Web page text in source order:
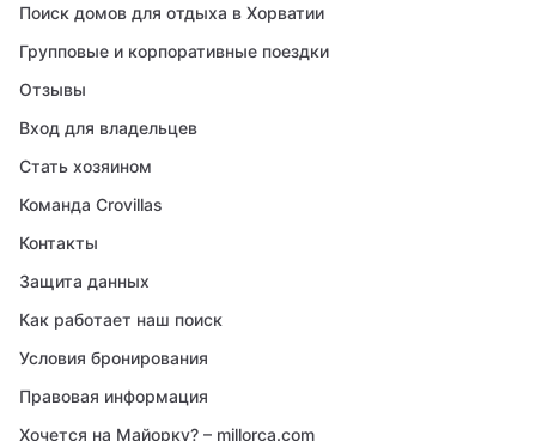
Поиск домов для отдыха в Хорватии
Групповые и корпоративные поездки
Отзывы
Вход для владельцев
Стать хозяином
Команда Crovillas
Контакты
Защита данных
Как работает наш поиск
Условия бронирования
Правовая информация
Хочется на Майорку? – millorca.com